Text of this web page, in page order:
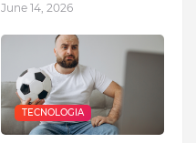
June 14, 2026
TECNOLOGIA